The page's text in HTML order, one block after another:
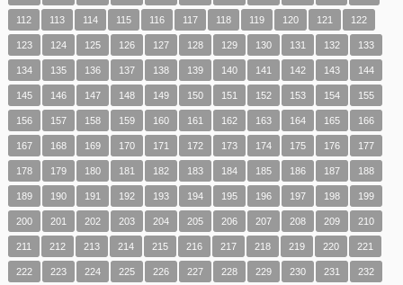
112 113 114 115 116 117 118 119 120 121 122
123 124 125 126 127 128 129 130 131 132 133
134 135 136 137 138 139 140 141 142 143 144
145 146 147 148 149 150 151 152 153 154 155
156 157 158 159 160 161 162 163 164 165 166
167 168 169 170 171 172 173 174 175 176 177
178 179 180 181 182 183 184 185 186 187 188
189 190 191 192 193 194 195 196 197 198 199
200 201 202 203 204 205 206 207 208 209 210
211 212 213 214 215 216 217 218 219 220 221
222 223 224 225 226 227 228 229 230 231 232